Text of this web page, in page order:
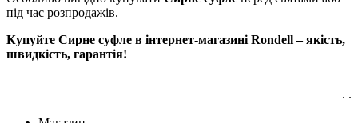
під час розпродажів.
Купуйте Сирне суфле в інтернет-магазині Rondell – якість,
швидкість, гарантія!
. .